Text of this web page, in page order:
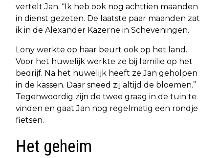
vertelt Jan. “Ik heb ook nog achttien maanden
in dienst gezeten. De laatste paar maanden zat
ik in de Alexander Kazerne in Scheveningen.
Lony werkte op haar beurt ook op het land.
Voor het huwelijk werkte ze bij familie op het
bedrijf. Na het huwelijk heeft ze Jan geholpen
in de kassen. Daar sneed zij altijd de bloemen.”
Tegenwoordig zijn de twee graag in de tuin te
vinden en gaat Jan nog regelmatig een rondje
fietsen.
Het geheim